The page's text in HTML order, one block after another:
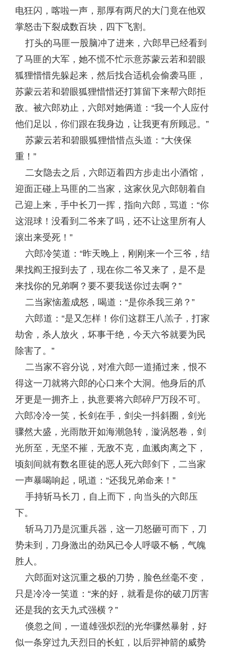
电狂闪，喀啦一声，那厚有两尺的大门竟在他双
掌怒击下裂成数百块，四下飞割。
打头的马匪一股脑冲了进来，六郎早已经看到
了马匪的大军，她不慌不忙示意苏蒙云若和碧眼
狐狸惜惜先躲起来，然后找合适机会偷袭马匪，
苏蒙云若和碧眼狐狸惜惜还打算留下来帮六郎拒
敌。被六郎劝止，六郎对她俩道：“我一个人应付
他们足以，你们跟在我身边，让我更有所顾忌。”
苏蒙云若和碧眼狐狸惜惜点头道：“大侠保
重！”
二女隐去之后，六郎迈着四方步走出小酒馆，
迎面正碰上马匪的二当家，这家伙见六郎朝着自
己迎上来，手中长刀一挥，指向六郎，骂道：“你
这混球！没看到二爷来了吗，还不让这里所有人
滚出来受死！”
六郎冷笑道：“昨天晚上，刚刚来一个三爷，结
果找阎王报到去了，现在你二爷又来了，是不是
来找你的兄弟啊？要不要我送你过去啊？”
二当家恼羞成怒，喝道：“是你杀我三弟？”
六郎道：“是又怎样！你们这群王八羔子，打家
劫舍，杀人放火，坏事干绝，今天六爷就要为民
除害了。”
二当家不容分说，对准六郎一道捅过来，恨不
得这一刀就将六郎的心口来个大洞。他身后的爪
牙更是一拥齐上，执意要将六郎碎尸万段不可。
六郎冷冷一笑，长剑在手，剑尖一抖斜圈，剑光
骤然大盛，光雨散开如海潮急转，漩涡怒卷，剑
光所至，无坚不摧，无敌不克，血溅肉离之下，
顷刻间就有数名匪徒的恶人死六郎剑下，二当家
一声暴喝响起，吼道：“还我兄弟命来！”
手持斩马长刀，自上而下，向当头的六郎压
下。
斩马刀乃是沉重兵器，这一刀怒砸可而下，刀
势未到，刀身激出的劲风已令人呼吸不畅，气魄
胜人。
六郎面对这沉重之极的刀势，脸色丝毫不变，
只是冷冷一笑道：“来的好，就看是你的破刀厉害
还是我的玄天九式强横？”
倏忽之间，一道雄强炽烈的光华骤然暴射，好
似一条穿过九天烈日的长虹，以后羿神箭的威势